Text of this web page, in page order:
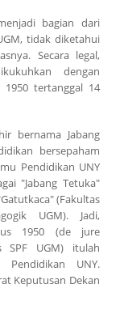
bagian dari
tidak diketahui
Secara legal,
dengan
tertanggal 14
bernama Jabang
bersepaham
Pendidikan UNY
"Jabang Tetuka"
(Fakultas
UGM). Jadi,
1950 (de jure
SPF UGM) itulah
UNY.
Keputusan Dekan